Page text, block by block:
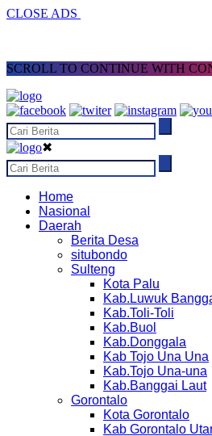
CLOSE ADS
SCROLL TO CONTINUE WITH
✖
Home
Nasional
Daerah
Berita Desa
situbondo
Sulteng
Kota Palu
Kab.Luwuk
Kab.Toli-Toli
Kab.Buol
Kab.Donggala
Kab Tojo Una Una
Kab.Tojo Una-una
Kab.Banggai Laut
Gorontalo
Kota Gorontalo
Kab Gorontalo